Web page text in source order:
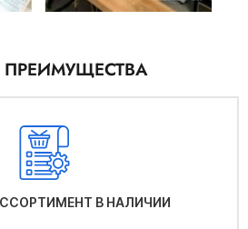
В НАЛИЧИИ